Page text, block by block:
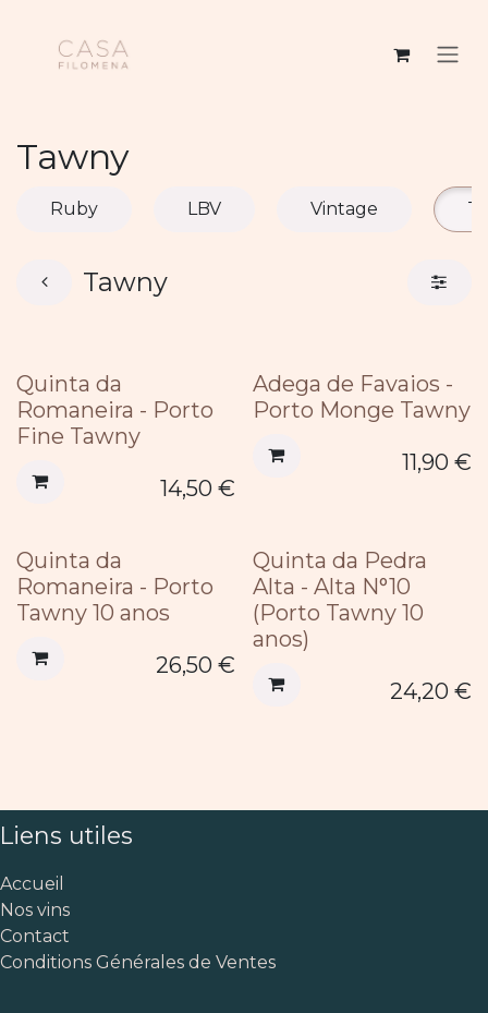
Tawny
Ruby LBV Vintage
Tawny
Quinta da
Romaneira - Porto
Fine Tawny
14,50 €
Adega de Favaios -
Porto Monge Tawny
11,90 €
Quinta da
Romaneira - Porto
Tawny 10 anos
26,50 €
Quinta da Pedra
Alta - Alta N°10
(Porto Tawny 10
anos)
24,20 €
Liens utiles
Accueil
Nos vins
Contact
Conditions Générales de Ventes